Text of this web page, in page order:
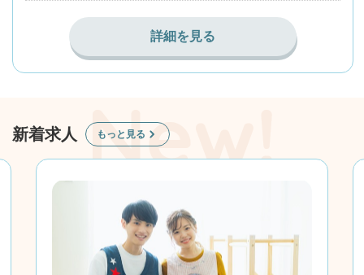
詳細を見る
新着求人 もっと見る